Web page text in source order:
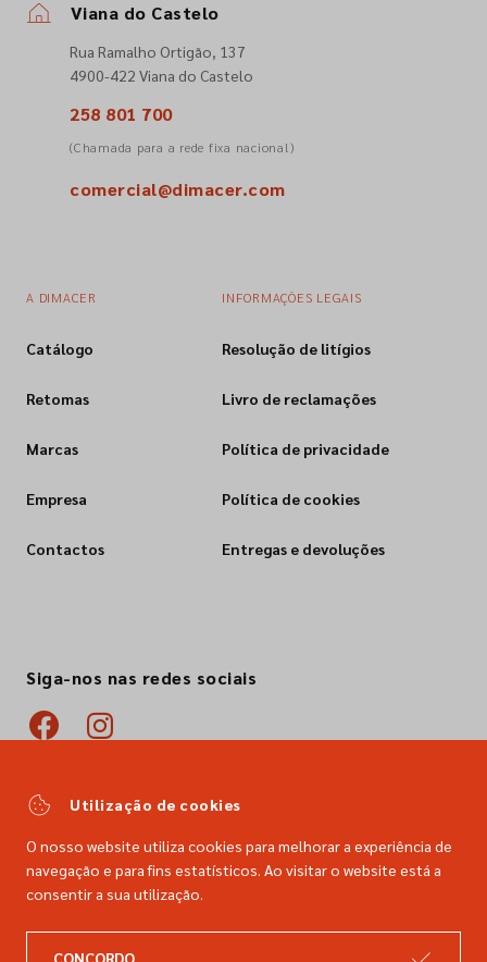
Empresa
Siga-nos nas redes sociais
Viana do Castelo
Rua Ramalho Ortigão, 137
4900-422 Viana do Castelo
258 801 700
(Chamada para a rede fixa nacional)
comercial@dimacer.com
A DIMACER
Catálogo
Retomas
Marcas
Empresa
Contactos
INFORMAÇÕES LEGAIS
Resolução de litígios
Livro de reclamações
Política de privacidade
Política de cookies
Entregas e devoluções
Siga-nos nas redes sociais
Utilização de cookies
O nosso website utiliza cookies para melhorar a experiência de
navegação e para fins estatísticos. Ao visitar o website está a
consentir a sua utilização.
CONCORDO